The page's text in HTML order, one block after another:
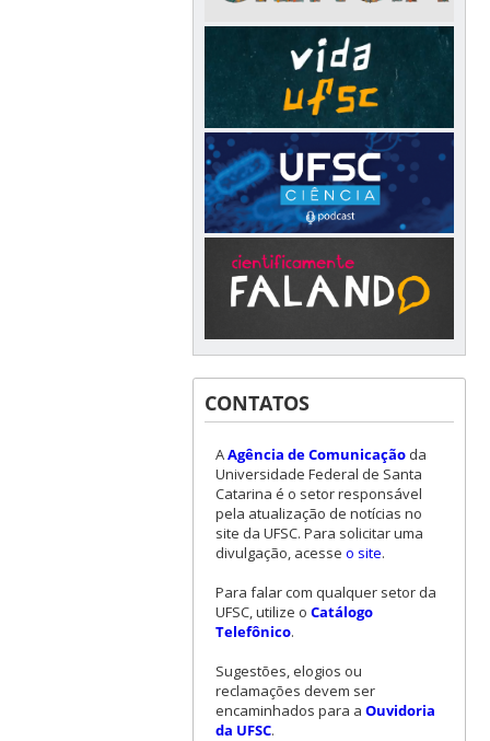
CONTATOS
AAgência de Comunicaçãoda
Universidade Federal de Santa
Catarina é o setor responsável
pela atualização de notícias no
site da UFSC. Para solicitar uma
divulgação, acesse o site.
Para falar com qualquer setor da
UFSC, utilize o Catálogo
Telefônico.
Sugestões, elogios ou
reclamações devem ser
encaminhados para a Ouvidoria
da UFSC.